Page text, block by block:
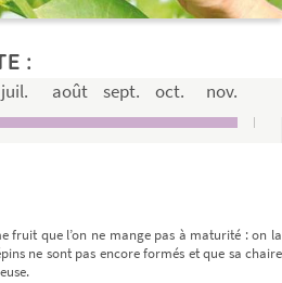
:
juil. août sept. oct. nov.
fruit que l’on ne mange pas à maturité : on la
ne sont pas encore formés et que sa chaire